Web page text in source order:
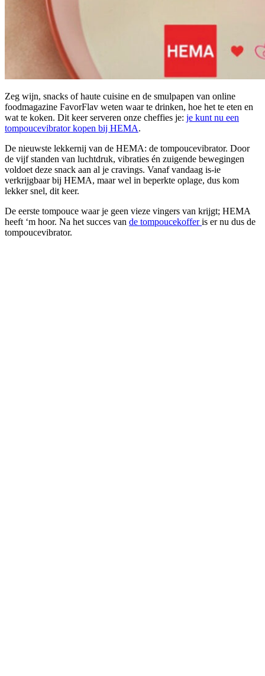
Zeg wijn, snacks of haute cuisine en de smulpapen van online
foodmagazine FavorFlav weten waar te drinken, hoe het te eten en
wat te koken. Dit keer serveren onze cheffies je: je kunt nu een
tompoucevibrator kopen bij HEMA.
De nieuwste lekkernij van de HEMA: de tompoucevibrator. Door
de vijf standen van luchtdruk, vibraties én zuigende bewegingen
voldoet deze snack aan al je cravings. Vanaf vandaag is-ie
verkrijgbaar bij HEMA, maar wel in beperkte oplage, dus kom
lekker snel, dit keer.
De eerste tompouce waar je geen vieze vingers van krijgt; HEMA
heeft ‘m hoor. Na het succes van de tompoucekofferis er nu dus de
tompoucevibrator.